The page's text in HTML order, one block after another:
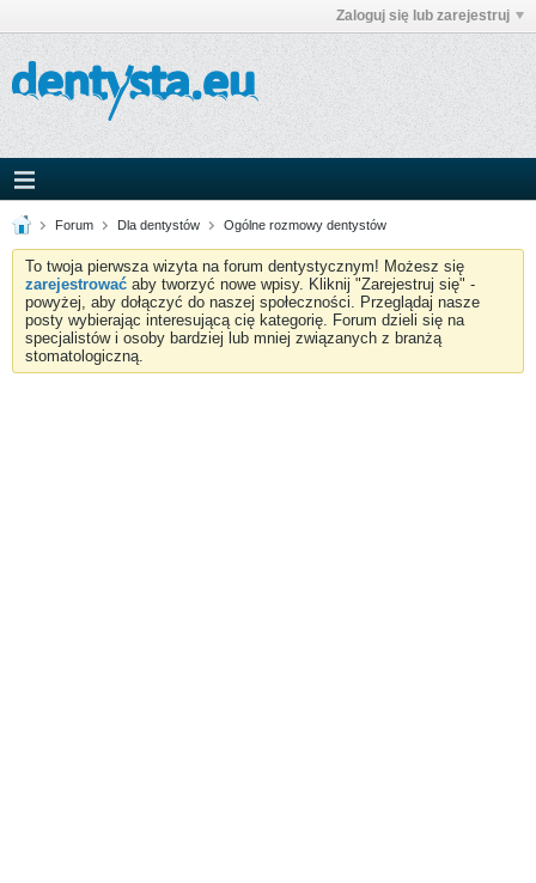
Zaloguj się lub zarejestruj
Forum Dla dentystów Ogólne rozmowy dentystów
To twoja pierwsza wizyta na forum dentystycznym! Możesz się
zarejestrować aby tworzyć nowe wpisy. Kliknij "Zarejestruj się" -
powyżej, aby dołączyć do naszej społeczności. Przeglądaj nasze
posty wybierając interesującą cię kategorię. Forum dzieli się na
specjalistów i osoby bardziej lub mniej związanych z branżą
stomatologiczną.